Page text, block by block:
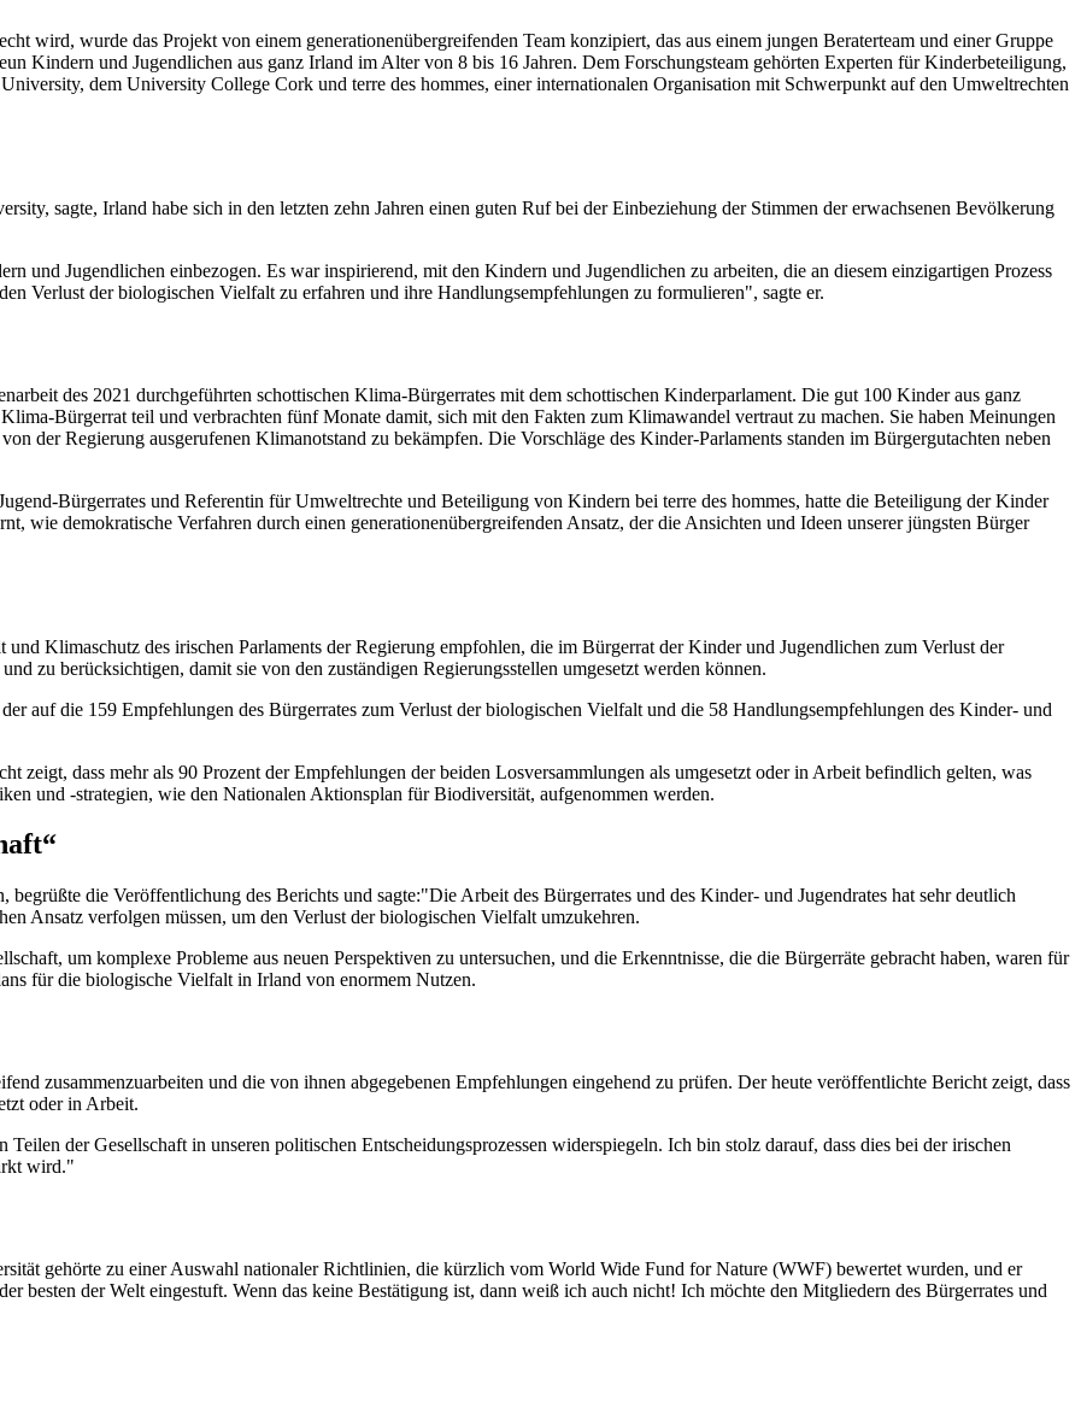
wird, wurde das Projekt von einem generationenübergreifenden Team konzipiert, das aus einem jungen Beraterteam und einer Gruppe
Kindern und Jugendlichen aus ganz Irland im Alter von 8 bis 16 Jahren. Dem Forschungsteam gehörten Experten für Kinderbeteiligung,
dem University College Cork und terre des hommes, einer internationalen Organisation mit Schwerpunkt auf den Umweltrechten
sagte, Irland habe sich in den letzten zehn Jahren einen guten Ruf bei der Einbeziehung der Stimmen der erwachsenen Bevölkerung
und Jugendlichen einbezogen. Es war inspirierend, mit den Kindern und Jugendlichen zu arbeiten, die an diesem einzigartigen Prozess
Verlust der biologischen Vielfalt zu erfahren und ihre Handlungsempfehlungen zu formulieren", sagte er.
des 2021 durchgeführten schottischen Klima-Bürgerrates mit dem schottischen Kinderparlament. Die gut 100 Kinder aus ganz
Bürgerrat teil und verbrachten fünf Monate damit, sich mit den Fakten zum Klimawandel vertraut zu machen. Sie haben Meinungen
der Regierung ausgerufenen Klimanotstand zu bekämpfen. Die Vorschläge des Kinder-Parlaments standen im Bürgergutachten neben
Bürgerrates und Referentin für Umweltrechte und Beteiligung von Kindern bei terre des hommes, hatte die Beteiligung der Kinder
wie demokratische Verfahren durch einen generationenübergreifenden Ansatz, der die Ansichten und Ideen unserer jüngsten Bürger
Klimaschutz des irischen Parlaments der Regierung empfohlen, die im Bürgerrat der Kinder und Jugendlichen zum Verlust der
zu berücksichtigen, damit sie von den zuständigen Regierungsstellen umgesetzt werden können.
auf die 159 Empfehlungen des Bürgerrates zum Verlust der biologischen Vielfalt und die 58 Handlungsempfehlungen des Kinder- und
zeigt, dass mehr als 90 Prozent der Empfehlungen der beiden Losversammlungen als umgesetzt oder in Arbeit befindlich gelten, was
und -strategien, wie den Nationalen Aktionsplan für Biodiversität, aufgenommen werden.
die Veröffentlichung des Berichts und sagte:"Die Arbeit des Bürgerrates und des Kinder- und Jugendrates hat sehr deutlich
Ansatz verfolgen müssen, um den Verlust der biologischen Vielfalt umzukehren.
um komplexe Probleme aus neuen Perspektiven zu untersuchen, und die Erkenntnisse, die die Bürgerräte gebracht haben, waren für
für die biologische Vielfalt in Irland von enormem Nutzen.
zusammenzuarbeiten und die von ihnen abgegebenen Empfehlungen eingehend zu prüfen. Der heute veröffentlichte Bericht zeigt, dass
oder in Arbeit.
Teilen der Gesellschaft in unseren politischen Entscheidungsprozessen widerspiegeln. Ich bin stolz darauf, dass dies bei der irischen
wird."
gehörte zu einer Auswahl nationaler Richtlinien, die kürzlich vom World Wide Fund for Nature (WWF) bewertet wurden, und er
besten der Welt eingestuft. Wenn das keine Bestätigung ist, dann weiß ich auch nicht! Ich möchte den Mitgliedern des Bürgerrates und